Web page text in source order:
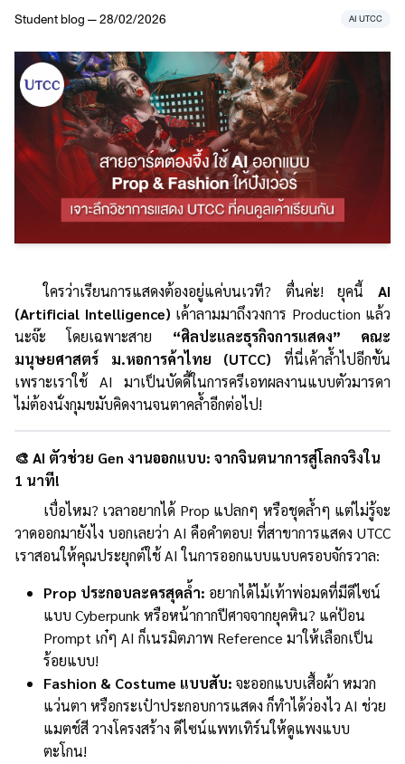
Student blog — 28/02/2026 AI UTCC
ใครว่าเรียนการแสดงต้องอยู่แค่บนเวที? ตื่นค่ะ! ยุคนี้ AI
(Artificial Intelligence) เค้าลามมาถึงวงการ Production แล้ว
นะจ๊ะ โดยเฉพาะสาย “ศิลปะและธุรกิจการแสดง” คณะ
มนุษยศาสตร์ ม.หอการค้าไทย (UTCC) ที่นี่เค้าล้ำไปอีกขั้น
เพราะเราใช้ AI มาเป็นบัดดี้ในการครีเอทผลงานแบบตัวมารดา
ไม่ต้องนั่งกุมขมับคิดงานจนตาคล้ำอีกต่อไป!
🎨 AI ตัวช่วย Gen งานออกแบบ: จากจินตนาการสู่โลกจริงใน
1 นาที!
เบื่อไหม? เวลาอยากได้ Prop แปลกๆ หรือชุดล้ำๆ แต่ไม่รู้จะ
วาดออกมายังไง บอกเลยว่า AI คือคำตอบ! ที่สาขาการแสดง UTCC
เราสอนให้คุณประยุกต์ใช้ AI ในการออกแบบแบบครอบจักรวาล:
Prop ประกอบละครสุดล้ำ: อยากได้ไม้เท้าพ่อมดที่มีดีไซน์
แบบ Cyberpunk หรือหน้ากากปีศาจจากยุคหิน? แค่ป้อน
Prompt เก๋ๆ AI ก็เนรมิตภาพ Reference มาให้เลือกเป็น
ร้อยแบบ!
Fashion & Costume แบบสับ: จะออกแบบเสื้อผ้า หมวก
แว่นตา หรือกระเป๋าประกอบการแสดง ก็ทำได้ว่องไว AI ช่วย
แมตช์สี วางโครงสร้าง ดีไซน์แพทเทิร์นให้ดูแพงแบบ
ตะโกน!